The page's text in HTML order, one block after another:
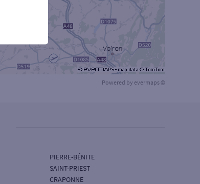
Powered by evermaps ©
PIERRE-BÉNITE
SAINT-PRIEST
CRAPONNE